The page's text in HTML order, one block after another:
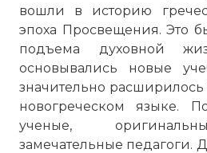
вошли в историю
эпоха Просвещения. Это
подъема духовной
основывались новые
значительно расширилось
новогреческом языке.
ученые,
замечательные педагоги.